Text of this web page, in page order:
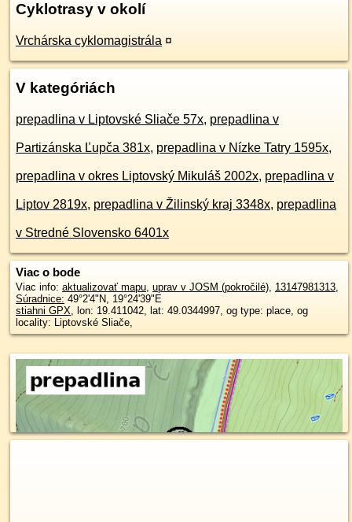
Cyklotrasy v okolí
Vrchárska cyklomagistrála ¤
V kategóriách
prepadlina v Liptovské Sliače 57x, prepadlina v
Partizánska Ľupča 381x, prepadlina v Nízke Tatry 1595x,
prepadlina v okres Liptovský Mikuláš 2002x, prepadlina v
Liptov 2819x, prepadlina v Žilinský kraj 3348x, prepadlina
v Stredné Slovensko 6401x
Viac o bode
Viac info: aktualizovať mapu, uprav v JOSM (pokročilé), 13147981313,
Súradnice: 49°2'4"N, 19°24'39"E
stiahni GPX, lon: 19.411042, lat: 49.0344997, og type: place, og
locality: Liptovské Sliače,